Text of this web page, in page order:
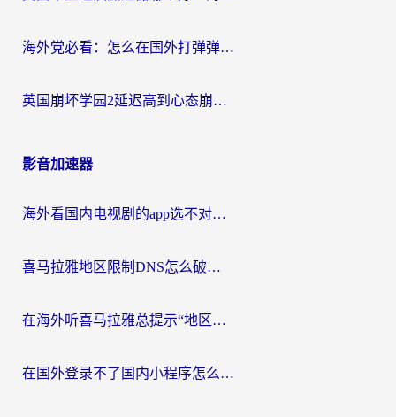
海外党必看：怎么在国外打弹弹堂不卡？番茄加速器亲测指南
英国崩坏学园2延迟高到心态崩？海外党国服游戏加速终极指南
影音加速器
海外看国内电视剧的app选不对？这份回国加速器避坑指南帮你流畅追剧
喜马拉雅地区限制DNS怎么破？海外党听国内音乐听书的终极解决方案
在海外听喜马拉雅总提示“地区限制”？3步轻松解除+听国内音乐全攻略
在国外登录不了国内小程序怎么办？选对回国加速器，轻松解锁国内资源